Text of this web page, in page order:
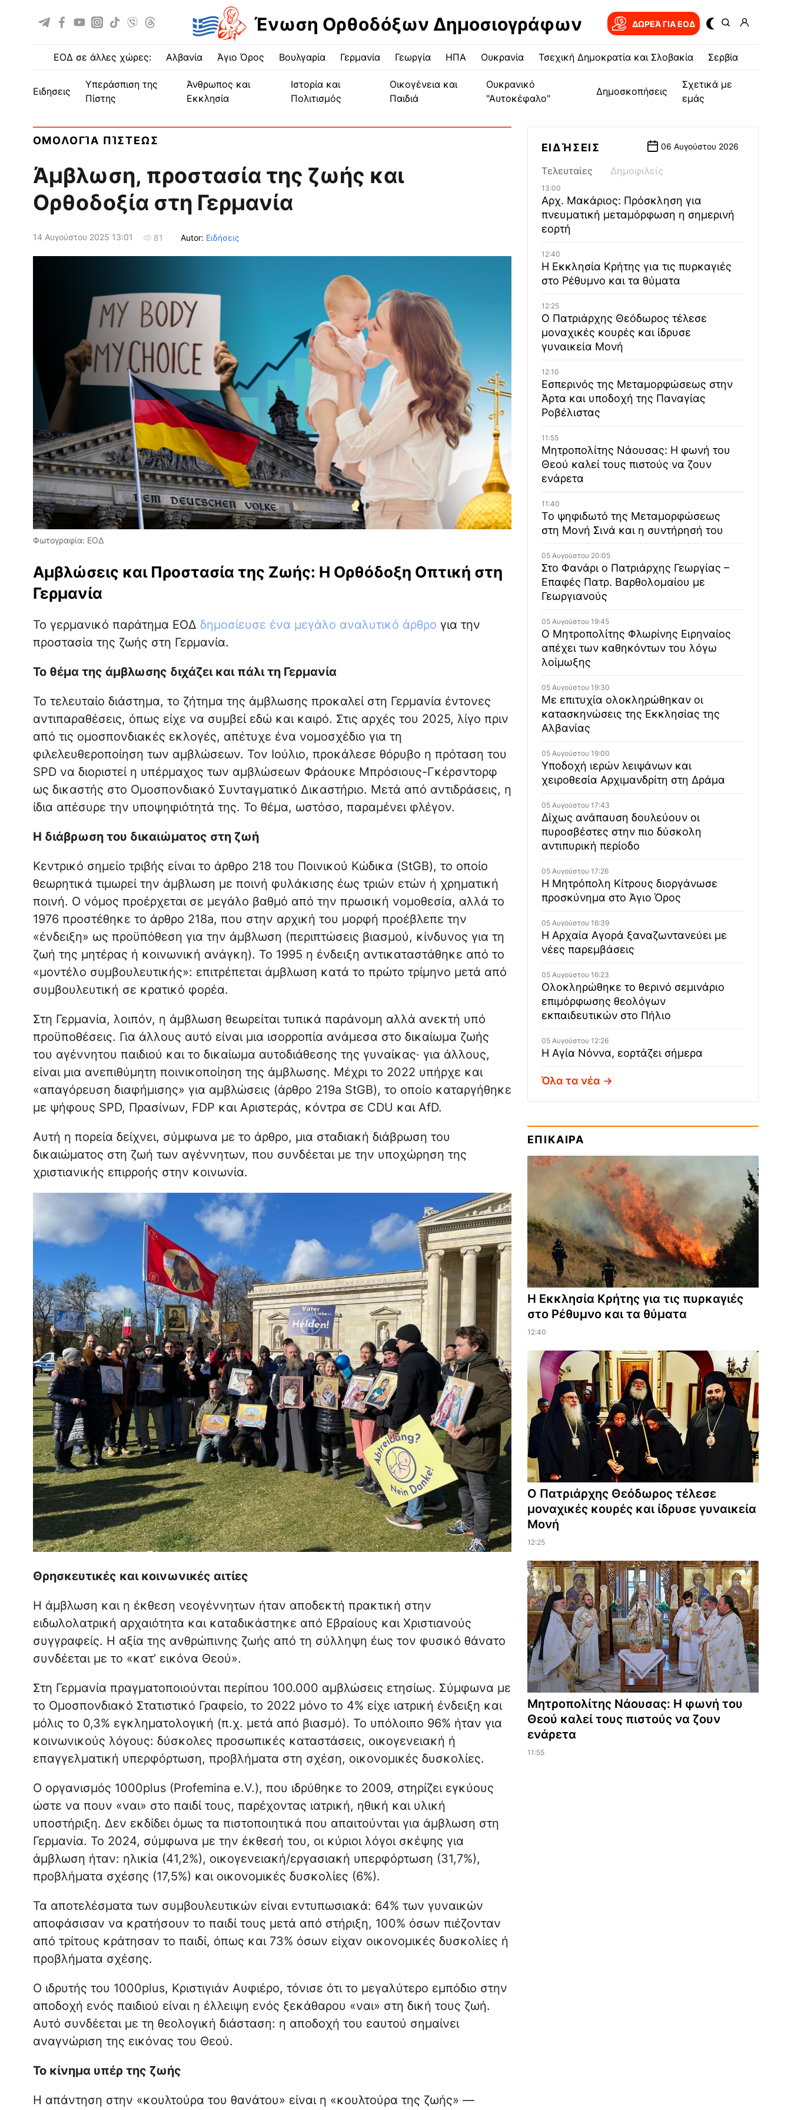
Ένωση Ορθοδόξων Δημοσιογράφων ΔΩΡΕΆ ΓΙΑ EOΔ
ΕΟΔ σε άλλες χώρες: Αλβανία Άγιο Όρος Βουλγαρία Γερμανία Γεωργία ΗΠΑ Ουκρανία Τσεχική Δημοκρατία και Σλοβακία Σερβία
ειδησεις
Υπεράσπιση της
Πίστης
Άνθρωπος και
Εκκλησία
Ιστορία και
Πολιτισμός
Οικογένεια και
Παιδιά
Ουκρανικό
"Αυτοκέφαλο"
Δημοσκοπήσεις
Σχετικά με
εμάς
ΟΜΟΛΟΓΊΑ ΠΊΣΤΕΩΣ
Άμβλωση, προστασία της ζωής και
Ορθοδοξία στη Γερμανία
14 Αυγούστου 2025 13:01 81 Autor: Ειδήσεις
Φωτογραφία: ΕΟΔ
Αμβλώσεις και Προστασία της Ζωής: Η Ορθόδοξη Οπτική στη
Γερμανία
Το γερμανικό παράτημα ΕΟΔ δημοσίευσε ένα μεγάλο αναλυτικό άρθρο για την
προστασία της ζωής στη Γερμανία.
Το θέμα της άμβλωσης διχάζει και πάλι τη Γερμανία
Το τελευταίο διάστημα, το ζήτημα της άμβλωσης προκαλεί στη Γερμανία έντονες
αντιπαραθέσεις, όπως είχε να συμβεί εδώ και καιρό. Στις αρχές του 2025, λίγο πριν
από τις ομοσπονδιακές εκλογές, απέτυχε ένα νομοσχέδιο για τη
φιλελευθεροποίηση των αμβλώσεων. Τον Ιούλιο, προκάλεσε θόρυβο η πρόταση του
SPD να διοριστεί η υπέρμαχος των αμβλώσεων Φράουκε Μπρόσιους-Γκέρσντορφ
ως δικαστής στο Ομοσπονδιακό Συνταγματικό Δικαστήριο. Μετά από αντιδράσεις, η
ίδια απέσυρε την υποψηφιότητά της. Το θέμα, ωστόσο, παραμένει φλέγον.
Η διάβρωση του δικαιώματος στη ζωή
Κεντρικό σημείο τριβής είναι το άρθρο 218 του Ποινικού Κώδικα (StGB), το οποίο
θεωρητικά τιμωρεί την άμβλωση με ποινή φυλάκισης έως τριών ετών ή χρηματική
ποινή. Ο νόμος προέρχεται σε μεγάλο βαθμό από την πρωσική νομοθεσία, αλλά το
1976 προστέθηκε το άρθρο 218a, που στην αρχική του μορφή προέβλεπε την
«ένδειξη» ως προϋπόθεση για την άμβλωση (περιπτώσεις βιασμού, κίνδυνος για τη
ζωή της μητέρας ή κοινωνική ανάγκη). Το 1995 η ένδειξη αντικαταστάθηκε από το
«μοντέλο συμβουλευτικής»: επιτρέπεται άμβλωση κατά το πρώτο τρίμηνο μετά από
συμβουλευτική σε κρατικό φορέα.
Στη Γερμανία, λοιπόν, η άμβλωση θεωρείται τυπικά παράνομη αλλά ανεκτή υπό
προϋποθέσεις. Για άλλους αυτό είναι μια ισορροπία ανάμεσα στο δικαίωμα ζωής
του αγέννητου παιδιού και το δικαίωμα αυτοδιάθεσης της γυναίκας· για άλλους,
είναι μια ανεπιθύμητη ποινικοποίηση της άμβλωσης. Μέχρι το 2022 υπήρχε και
«απαγόρευση διαφήμισης» για αμβλώσεις (άρθρο 219a StGB), το οποίο καταργήθηκε
με ψήφους SPD, Πρασίνων, FDP και Αριστεράς, κόντρα σε CDU και AfD.
Αυτή η πορεία δείχνει, σύμφωνα με το άρθρο, μια σταδιακή διάβρωση του
δικαιώματος στη ζωή των αγέννητων, που συνδέεται με την υποχώρηση της
χριστιανικής επιρροής στην κοινωνία.
Θρησκευτικές και κοινωνικές αιτίες
Η άμβλωση και η έκθεση νεογέννητων ήταν αποδεκτή πρακτική στην
ειδωλολατρική αρχαιότητα και καταδικάστηκε από Εβραίους και Χριστιανούς
συγγραφείς. Η αξία της ανθρώπινης ζωής από τη σύλληψη έως τον φυσικό θάνατο
συνδέεται με το «κατ’ εικόνα Θεού».
Στη Γερμανία πραγματοποιούνται περίπου 100.000 αμβλώσεις ετησίως. Σύμφωνα με
το Ομοσπονδιακό Στατιστικό Γραφείο, το 2022 μόνο το 4% είχε ιατρική ένδειξη και
μόλις το 0,3% εγκληματολογική (π.χ. μετά από βιασμό). Το υπόλοιπο 96% ήταν για
κοινωνικούς λόγους: δύσκολες προσωπικές καταστάσεις, οικογενειακή ή
επαγγελματική υπερφόρτωση, προβλήματα στη σχέση, οικονομικές δυσκολίες.
Ο οργανισμός 1000plus (Profemina e.V.), που ιδρύθηκε το 2009, στηρίζει εγκύους
ώστε να πουν «ναι» στο παιδί τους, παρέχοντας ιατρική, ηθική και υλική
υποστήριξη. Δεν εκδίδει όμως τα πιστοποιητικά που απαιτούνται για άμβλωση στη
Γερμανία. Το 2024, σύμφωνα με την έκθεσή του, οι κύριοι λόγοι σκέψης για
άμβλωση ήταν: ηλικία (41,2%), οικογενειακή/εργασιακή υπερφόρτωση (31,7%),
προβλήματα σχέσης (17,5%) και οικονομικές δυσκολίες (6%).
Τα αποτελέσματα των συμβουλευτικών είναι εντυπωσιακά: 64% των γυναικών
αποφάσισαν να κρατήσουν το παιδί τους μετά από στήριξη, 100% όσων πιέζονταν
από τρίτους κράτησαν το παιδί, όπως και 73% όσων είχαν οικονομικές δυσκολίες ή
προβλήματα σχέσης.
Ο ιδρυτής του 1000plus, Κριστιγιάν Αυφιέρο, τόνισε ότι το μεγαλύτερο εμπόδιο στην
αποδοχή ενός παιδιού είναι η έλλειψη ενός ξεκάθαρου «ναι» στη δική τους ζωή.
Αυτό συνδέεται με τη θεολογική διάσταση: η αποδοχή του εαυτού σημαίνει
αναγνώριση της εικόνας του Θεού.
Το κίνημα υπέρ της ζωής
Η απάντηση στην «κουλτούρα του θανάτου» είναι η «κουλτούρα της ζωής» —
ΕΙΔΉΣΕΙΣ 06 Αυγούστου 2026
Τελευταίες Δημοφιλείς
13:00
Αρχ. Μακάριος: Πρόσκληση για
πνευματική μεταμόρφωση η σημερινή
εορτή
12:40
Η Εκκλησία Κρήτης για τις πυρκαγιές
στο Ρέθυμνο και τα θύματα
12:25
Ο Πατριάρχης Θεόδωρος τέλεσε
μοναχικές κουρές και ίδρυσε
γυναικεία Μονή
12:10
Εσπερινός της Μεταμορφώσεως στην
Άρτα και υποδοχή της Παναγίας
Ροβέλιστας
11:55
Μητροπολίτης Νάουσας: Η φωνή του
Θεού καλεί τους πιστούς να ζουν
ενάρετα
11:40
Το ψηφιδωτό της Μεταμορφώσεως
στη Μονή Σινά και η συντήρησή του
05 Αυγούστου 20:05
Στο Φανάρι ο Πατριάρχης Γεωργίας –
Επαφές Πατρ. Βαρθολομαίου με
Γεωργιανούς
05 Αυγούστου 19:45
Ο Μητροπολίτης Φλωρίνης Ειρηναίος
απέχει των καθηκόντων του λόγω
λοίμωξης
05 Αυγούστου 19:30
Με επιτυχία ολοκληρώθηκαν οι
κατασκηνώσεις της Εκκλησίας της
Αλβανίας
05 Αυγούστου 19:00
Υποδοχή ιερών λειψάνων και
χειροθεσία Αρχιμανδρίτη στη Δράμα
05 Αυγούστου 17:43
Δίχως ανάπαυση δουλεύουν οι
πυροσβέστες στην πιο δύσκολη
αντιπυρική περίοδο
05 Αυγούστου 17:26
Η Μητρόπολη Κίτρους διοργάνωσε
προσκύνημα στο Άγιο Όρος
05 Αυγούστου 16:39
Η Αρχαία Αγορά ξαναζωντανεύει με
νέες παρεμβάσεις
05 Αυγούστου 16:23
Ολοκληρώθηκε το θερινό σεμινάριο
επιμόρφωσης θεολόγων
εκπαιδευτικών στο Πήλιο
05 Αυγούστου 12:26
Η Αγία Νόννα, εορτάζει σήμερα
Όλα τα νέα
ΕΠΙΚΑΙΡΑ
Η Εκκλησία Κρήτης για τις πυρκαγιές
στο Ρέθυμνο και τα θύματα
12:40
Ο Πατριάρχης Θεόδωρος τέλεσε
μοναχικές κουρές και ίδρυσε γυναικεία
Μονή
12:25
Μητροπολίτης Νάουσας: Η φωνή του
Θεού καλεί τους πιστούς να ζουν
ενάρετα
11:55